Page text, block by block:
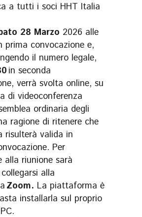
a tutti i soci HHT Italia
28 Marzo 2026 alle
prima convocazione e,
il numero legale,
in seconda
verrà svolta online, su
di videoconferenza
ordinaria degli
ragione di ritenere che
risulterà valida in
Per
alla riunione sarà
alla
Zoom. La piattaforma è
installarla sul proprio